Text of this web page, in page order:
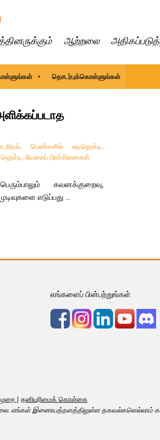
ஆற்றலை
தொடர்புக்கொள்ளுங்கள்
, பெண்களில் ஏடிஹெச்டி,
, வேலைப் பிரச்சினைகள்
கவனக்குறைவு,
எடுப்பது ...
எங்களைப் பின்பற்றுங்கள்
| தனியுரிமைக் கொள்கை
எங்கள் இணையத்தளத்திலுள்ள தகவல்களெல்லாம்